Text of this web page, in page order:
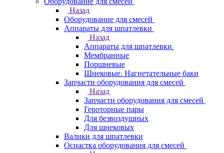
Назад
Оборудование для смесей
Аппараты для шпатлевки
Назад
Аппараты для шпатлевки
Мембранные
Поршневые
Шнековые. Нагнетательные баки
Запчасти оборудования для смесей
Назад
Запчасти оборудования для смесей
Героторные пары
Для безвоздушных
Для шнековых
Валики для шпатлевки
Оснастка оборудования для смесей